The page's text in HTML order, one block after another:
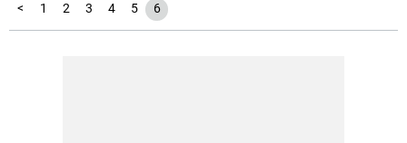
< 1 2 3 4 5 6